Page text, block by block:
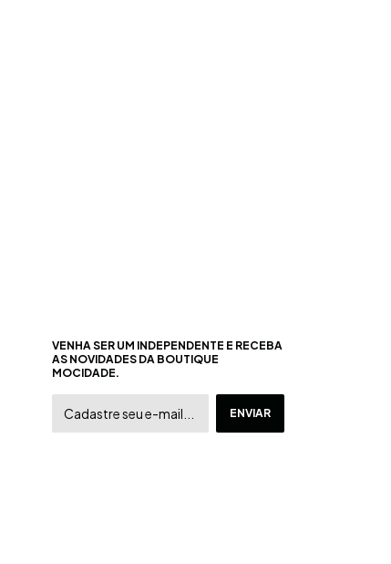
VENHA SER UM INDEPENDENTE E RECEBA
AS NOVIDADES DA BOUTIQUE
MOCIDADE.